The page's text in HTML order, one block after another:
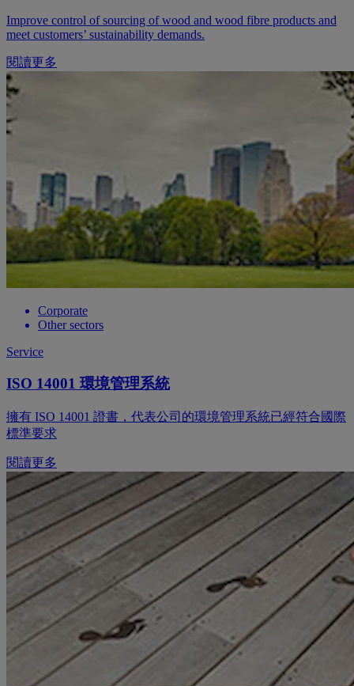
Improve control of sourcing of wood and wood fibre products and
meet customers’ sustainability demands.
閱讀更多
Corporate
Other sectors
Service
ISO 14001 環境管理系統
擁有 ISO 14001 證書，代表公司的環境管理系統已經符合國際
標準要求
閱讀更多